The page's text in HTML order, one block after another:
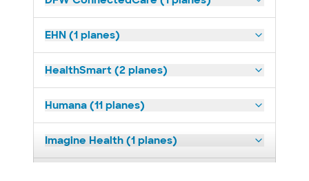
EHN (1 planes)
HealthSmart (2 planes)
Humana (11 planes)
Imagine Health (1 planes)